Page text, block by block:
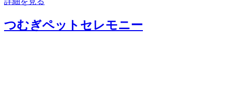
つむぎペットセレモニー